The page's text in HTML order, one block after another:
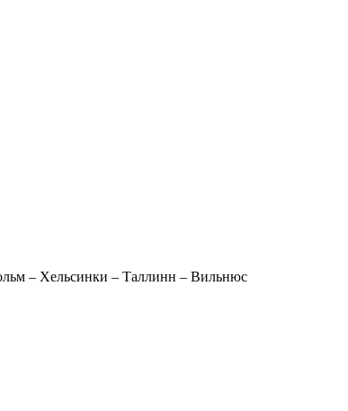
– Хельсинки – Таллинн – Вильнюс